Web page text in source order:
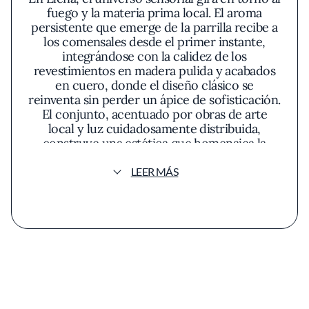
fuego y la materia prima local. El aroma
persistente que emerge de la parrilla recibe a
los comensales desde el primer instante,
integrándose con la calidez de los
revestimientos en madera pulida y acabados
en cuero, donde el diseño clásico se
reinventa sin perder un ápice de sofisticación.
El conjunto, acentuado por obras de arte
local y luz cuidadosamente distribuida,
construye una estética que homenajea la
contemporánea. Nada en el espacio parece
invitando a la conversación pausada y la
LEER MÁS